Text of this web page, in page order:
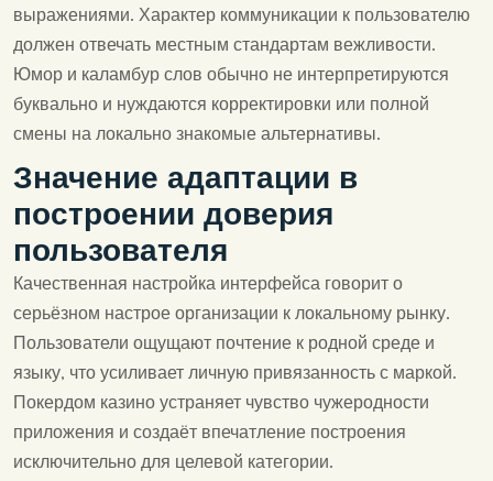
выражениями. Характер коммуникации к пользователю
должен отвечать местным стандартам вежливости.
Юмор и каламбур слов обычно не интерпретируются
буквально и нуждаются корректировки или полной
смены на локально знакомые альтернативы.
Значение адаптации в
построении доверия
пользователя
Качественная настройка интерфейса говорит о
серьёзном настрое организации к локальному рынку.
Пользователи ощущают почтение к родной среде и
языку, что усиливает личную привязанность с маркой.
Покердом казино устраняет чувство чужеродности
приложения и создаёт впечатление построения
исключительно для целевой категории.